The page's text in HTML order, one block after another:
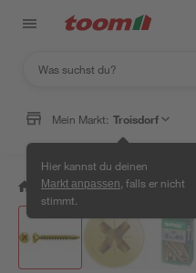
Mein Markt: Troisdorf
Hier kannst du deinen
Markt anpassen , falls er nicht
stimmt.
/ Werkstatt & Maschinen /